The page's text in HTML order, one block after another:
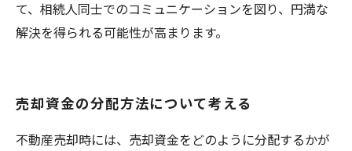
て、相続人同士でのコミュニケーションを図り、円満な
解決を得られる可能性が高まります。
売却資金の分配方法について考える
不動産売却時には、売却資金をどのように分配するかが